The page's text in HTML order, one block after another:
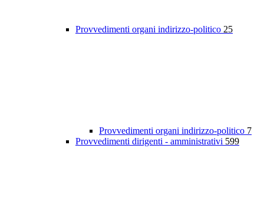
Provvedimenti organi indirizzo-politico 25
Provvedimenti organi indirizzo-politico 7
Provvedimenti dirigenti - amministrativi 599